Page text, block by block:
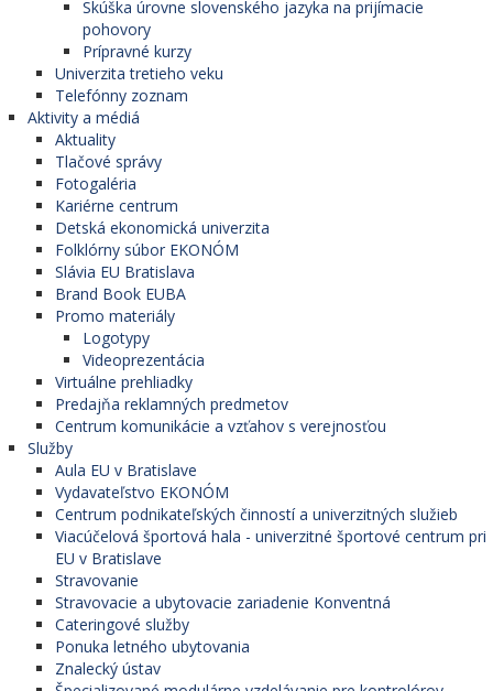
Skúška úrovne slovenského jazyka na prijímacie
pohovory
Prípravné kurzy
Univerzita tretieho veku
Telefónny zoznam
Aktivity a médiá
Aktuality
Tlačové správy
Fotogaléria
Kariérne centrum
Detská ekonomická univerzita
Folklórny súbor EKONÓM
Slávia EU Bratislava
Brand Book EUBA
Promo materiály
Logotypy
Videoprezentácia
Virtuálne prehliadky
Predajňa reklamných predmetov
Centrum komunikácie a vzťahov s verejnosťou
Služby
Aula EU v Bratislave
Vydavateľstvo EKONÓM
Centrum podnikateľských činností a univerzitných služieb
Viacúčelová športová hala - univerzitné športové centrum pri
EU v Bratislave
Stravovanie
Stravovacie a ubytovacie zariadenie Konventná
Cateringové služby
Ponuka letného ubytovania
Znalecký ústav